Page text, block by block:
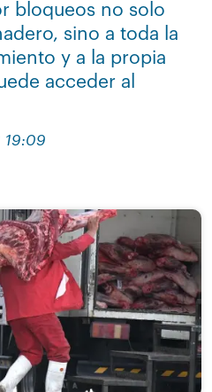
bloqueos no solo
sino a toda la
y a la propia
acceder al
19:09